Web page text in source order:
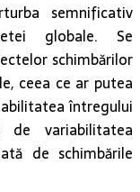
semnificativ
globale. Se
schimbărilor
ceea ce ar putea
întregului
de variabilitatea
de schimbările